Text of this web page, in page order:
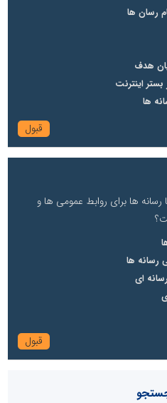
رسان ها
هدف
اینترنت
ها
ها برای روابط عمومی ها و
رسانه ها
ای